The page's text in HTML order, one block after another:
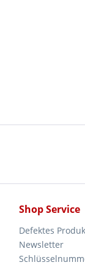
Shop Service
Defektes
Newsletter